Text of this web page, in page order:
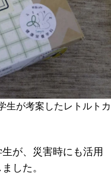
生が考案したレトルトカ
が、災害時にも活用
した。